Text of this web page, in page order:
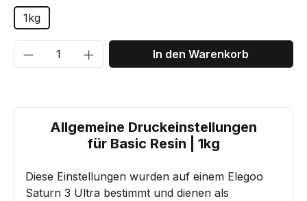
1kg
Produkt Anzahl: Gib denIn den Warenkorb
Allgemeine Druckeinstellungen
für Basic Resin | 1kg
Diese Einstellungen wurden auf einem Elegoo
Saturn 3 Ultra bestimmt und dienen als